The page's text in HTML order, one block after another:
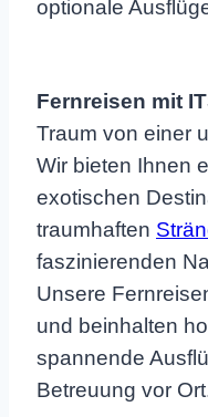
optionale
Fernreisen mit
Traum von einer
Wir bieten Ihnen
exotischen
traumhaften
faszinierenden
Unsere
und beinhalten
spannende
Betreuung vor